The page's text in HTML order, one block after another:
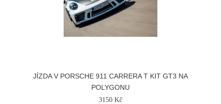
JÍZDA V PORSCHE 911 CARRERA T KIT GT3 NA
POLYGONU
3150 Kč